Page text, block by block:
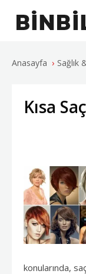
Anasayfa › Sağlık
Kısa
konularında,